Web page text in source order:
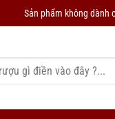
Sản phẩm không dành